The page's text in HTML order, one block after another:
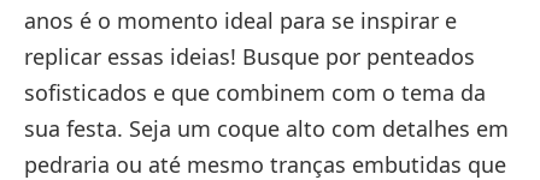
anos é o momento ideal para se inspirar e
replicar essas ideias! Busque por penteados
sofisticados e que combinem com o tema da
sua festa. Seja um coque alto com detalhes em
pedraria ou até mesmo tranças embutidas que